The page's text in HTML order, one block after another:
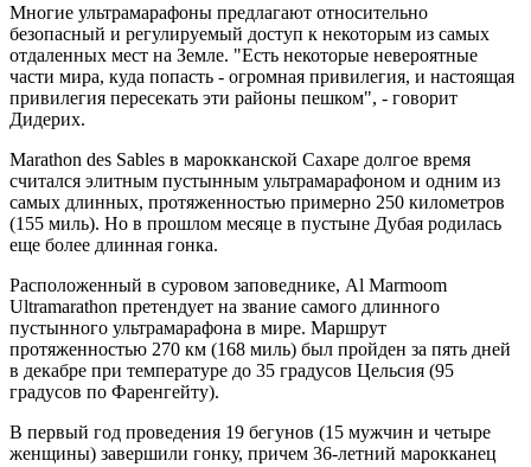
Многие ультрамарафоны предлагают относительно
безопасный и регулируемый доступ к некоторым из самых
отдаленных мест на Земле. "Есть некоторые невероятные
части мира, куда попасть - огромная привилегия, и настоящая
привилегия пересекать эти районы пешком", - говорит
Дидерих.
Marathon des Sables в марокканской Сахаре долгое время
считался элитным пустынным ультрамарафоном и одним из
самых длинных, протяженностью примерно 250 километров
(155 миль). Но в прошлом месяце в пустыне Дубая родилась
еще более длинная гонка.
Расположенный в суровом заповеднике, Al Marmoom
Ultramarathon претендует на звание самого длинного
пустынного ультрамарафона в мире. Маршрут
протяженностью 270 км (168 миль) был пройден за пять дней
в декабре при температуре до 35 градусов Цельсия (95
градусов по Фаренгейту).
В первый год проведения 19 бегунов (15 мужчин и четыре
женщины) завершили гонку, причем 36-летний марокканец